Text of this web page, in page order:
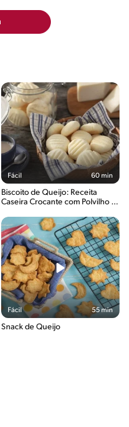
Fácil 60 min
Biscoito de Queijo: Receita
Caseira Crocante com Polvilho e
Fácil 55 min
Snack de Queijo